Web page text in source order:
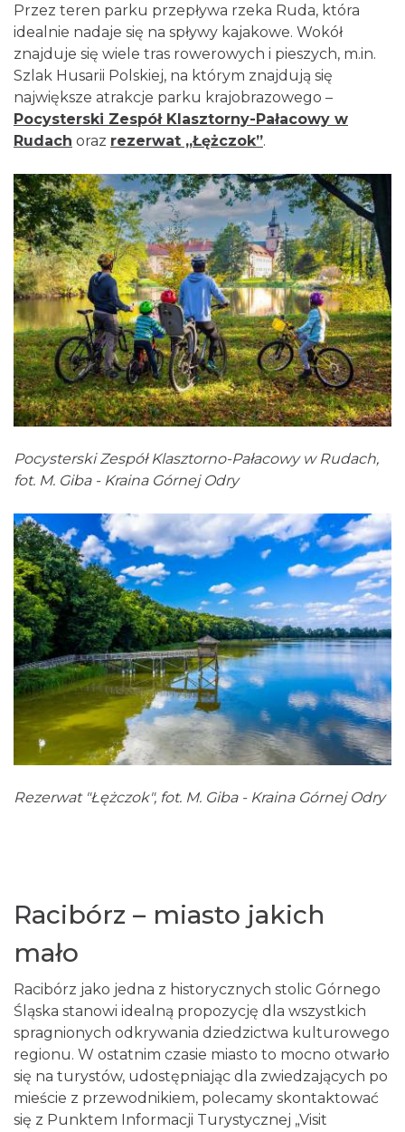
Przez teren parku przepływa rzeka Ruda, która
idealnie nadaje się na spływy kajakowe. Wokół
znajduje się wiele tras rowerowych i pieszych, m.in.
Szlak Husarii Polskiej, na którym znajdują się
największe atrakcje parku krajobrazowego –
Pocysterski Zespół Klasztorny-Pałacowy w
Rudach oraz rezerwat „Łężczok”.
Pocysterski Zespół Klasztorno-Pałacowy w Rudach,
fot. M. Giba - Kraina Górnej Odry
Rezerwat "Łężczok", fot. M. Giba - Kraina Górnej Odry
Racibórz – miasto jakich
mało
Racibórz jako jedna z historycznych stolic Górnego
Śląska stanowi idealną propozycję dla wszystkich
spragnionych odkrywania dziedzictwa kulturowego
regionu. W ostatnim czasie miasto to mocno otwarło
się na turystów, udostępniając dla zwiedzających po
mieście z przewodnikiem, polecamy skontaktować
się z Punktem Informacji Turystycznej „Visit